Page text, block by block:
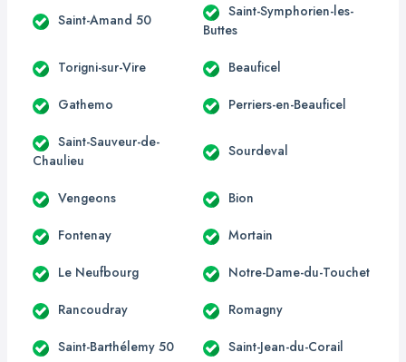
Saint-Amand 50
Saint-Symphorien-les-
Buttes
Torigni-sur-Vire Beauficel
Gathemo Perriers-en-Beauficel
Saint-Sauveur-de-
Chaulieu
Sourdeval
Vengeons Bion
Fontenay Mortain
Le Neufbourg Notre-Dame-du-Touchet
Rancoudray Romagny
Saint-Barthélemy 50 Saint-Jean-du-Corail